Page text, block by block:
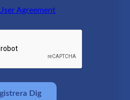
Agreement